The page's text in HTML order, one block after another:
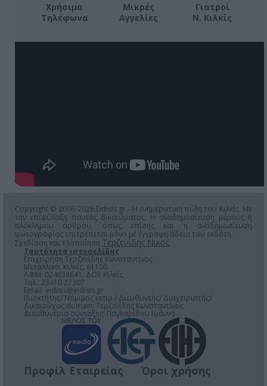
Χρήσιμα
Τηλέφωνα
Μικρές
Αγγελίες
Γιατροί
Ν. Κιλκίς
Copyright © 2006-2026 Eidisis.gr - Η ενημερωτική πύλη του Κιλκίς. Με
την επιφύλαξη παντός δικαιώματος. Η αναδημοσίευση μέρους ή
ολόκληρου άρθρου, όπως επίσης και η αναδημοσίευση
φωτογραφίας επιτρέπεται μόνο μέ έγγραφη άδεια του εκδότη.
Σχεδίαση και Υλοποίηση Τερζενίδης Νικος
Ταυτότητα ιστοσελίδας
Επιχείρηση Τερζενίδης Κωνσταντίνος
Μεταλλικό, Κιλκίς, 61100
ΑΦΜ: 024638641, ΔΟΥ Κιλκίς
Τηλ.: 23410 27307
Email: eidisis@eidisis.gr
Ιδιοκτήτης/ Νόμιμος εκπρ./ Διευθυντής/ Διαχειριστής/
Δικαιούχος domain: Τερζενίδης Κωνσταντίνος
Διευθύντρια σύνταξης: Παγλαρίδου Ιωάννα
Προφίλ Εταιρείας
Όροι χρήσης